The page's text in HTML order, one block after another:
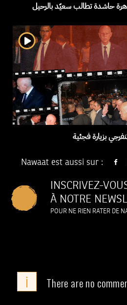
حاشدة تطالب سعيّد بالرحيل
بزيارة فجئية
Nawaat est aussi sur :
INSCRIVEZ-
À NOTRE
POUR NE RIEN RATER DE
i There are no